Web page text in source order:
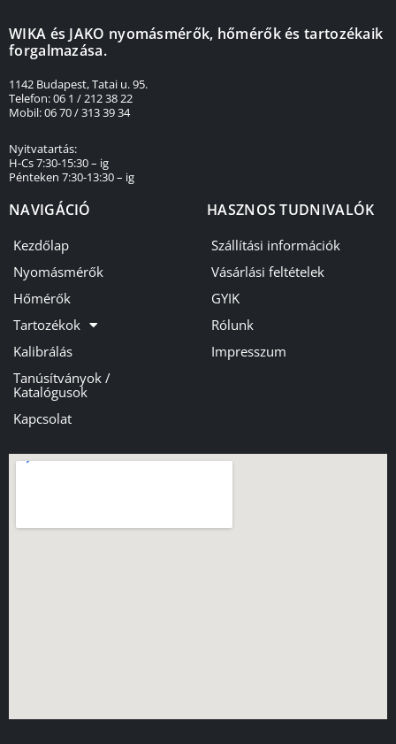
WIKA és JAKO nyomásmérők, hőmérők és tartozékaik
forgalmazása.
1142 Budapest, Tatai u. 95.
Telefon: 06 1 / 212 38 22
Mobil: 06 70 / 313 39 34
Nyitvatartás:
H-Cs 7:30-15:30 – ig
Pénteken 7:30-13:30 – ig
NAVIGÁCIÓ
Kezdőlap
Nyomásmérők
Hőmérők
Tartozékok
Kalibrálás
Tanúsítványok /
Katalógusok
Kapcsolat
HASZNOS TUDNIVALÓK
Szállítási információk
Vásárlási feltételek
GYIK
Rólunk
Impresszum